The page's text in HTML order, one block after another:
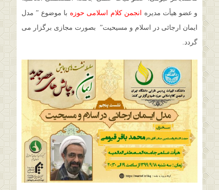
و عضو هیأت مدیره
انجمن کلام اسلامی حوزه با موضوع ” مدل
ایمان ارجائی در اسلام و مسیحیت” بصورت مجازی برگزار می
گردد.